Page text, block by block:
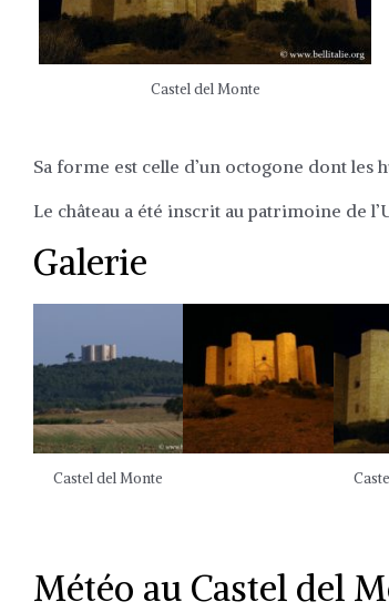
Castel del Monte
Sa forme est celle d’un octogone dont les
Le château a été inscrit au patrimoine de
Galerie
Castel del Monte
Météo au Castel del